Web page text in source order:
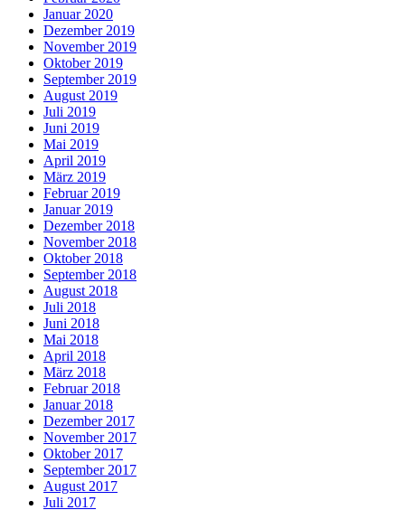
Januar 2020
Dezember 2019
November 2019
Oktober 2019
September 2019
August 2019
Juli 2019
Juni 2019
Mai 2019
April 2019
März 2019
Februar 2019
Januar 2019
Dezember 2018
November 2018
Oktober 2018
September 2018
August 2018
Juli 2018
Juni 2018
Mai 2018
April 2018
März 2018
Februar 2018
Januar 2018
Dezember 2017
November 2017
Oktober 2017
September 2017
August 2017
Juli 2017